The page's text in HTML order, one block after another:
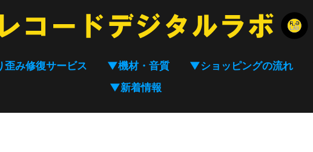
歪み修復サービス ▼機材・音質 ▼ショッピングの流れ
▼新着情報